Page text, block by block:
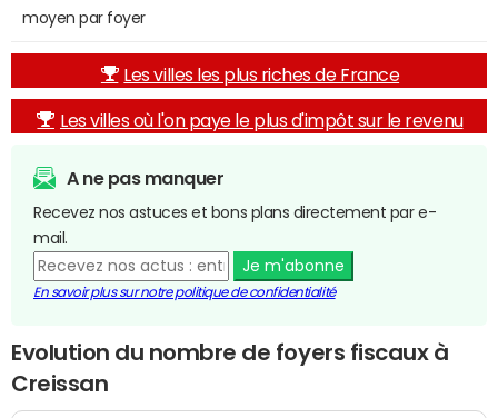
moyen par foyer
Les villes les plus riches de France
Les villes où l'on paye le plus d'impôt sur le revenu
A ne pas manquer
Recevez nos astuces et bons plans directement par e-
mail.
Je m'abonne
En savoir plus sur notre politique de confidentialité
Evolution du nombre de foyers fiscaux à
Creissan